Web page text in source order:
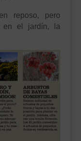
reposo, pero
en el jardín, la